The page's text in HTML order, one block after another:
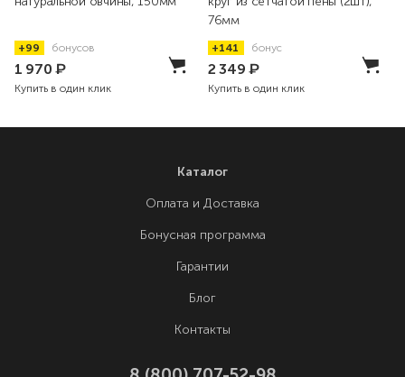
+99 бонусов
1 970₽
Купить в один клик
76мм
+141 бонус
2 349₽
Купить в один клик
Каталог
Оплата и Доставка
Бонусная программа
Гарантии
Блог
Контакты